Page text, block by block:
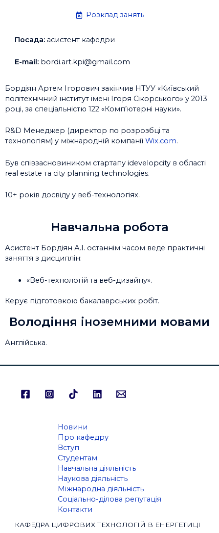
Розклад занять
Посада: асистент кафедри
E-mail: bordi.art.kpi@gmail.com
Бордіян Артем Ігорович закінчив НТУУ «Київський
політехнічний інститут імені Ігоря Сікорського» у 2013
році, за спеціальністю 122 «Комп’ютерні науки».
R&D Менеджер (директор по розрозбці та
технологіям) у міжнародній компанії Wix.com.
Був співзасновиником стартапу idevelopcity в області
real estate та city planning technologies.
10+ років досвіду у веб-технологіях.
Навчальна робота
Асистент Бордіян А.І. останнім часом веде практичні
заняття з дисциплін:
«Веб-технологій та веб-дизайну».
Керує підготовкою бакалаврських робіт.
Володіння іноземними мовами
Англійська.
Новини
Про кафедру
Вступ
Студентам
Навчальна діяльність
Наукова діяльність
Міжнародна діяльність
Соціально-ділова репутація
Контакти
КАФЕДРА ЦИФРОВИХ ТЕХНОЛОГІЙ В ЕНЕРГЕТИЦІ